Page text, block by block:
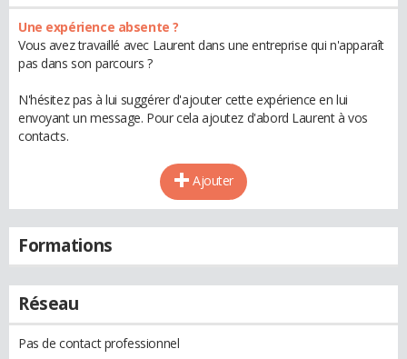
Une expérience absente ?
Vous avez travaillé avec Laurent dans une entreprise qui n'apparaît
pas dans son parcours ?
N'hésitez pas à lui suggérer d'ajouter cette expérience en lui
envoyant un message. Pour cela ajoutez d'abord Laurent à vos
contacts.
Ajouter
Formations
Réseau
Pas de contact professionnel